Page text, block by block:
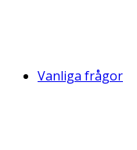
Vanliga frågor